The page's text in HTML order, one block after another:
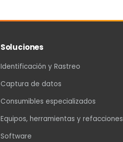
Soluciones
Identificación y Rastreo
Captura de datos
Consumibles especializados
Equipos, herramientas y refacciones
Software